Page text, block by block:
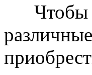
Чтобы